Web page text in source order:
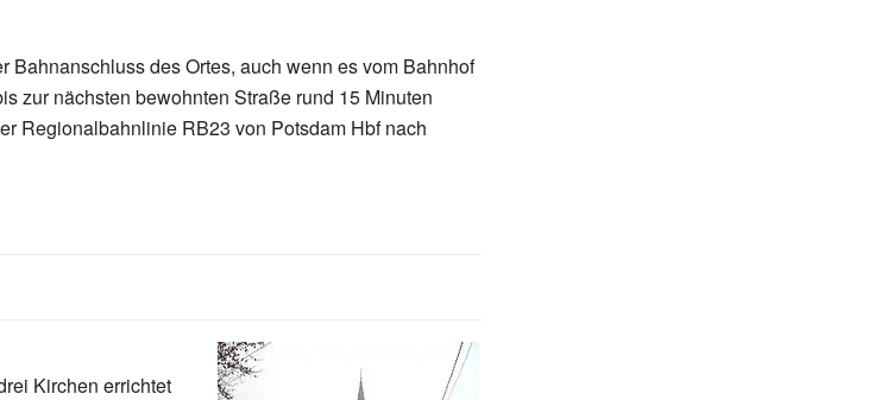
Bahnanschluss des Ortes, auch wenn es vom Bahnhof
zur nächsten bewohnten Straße rund 15 Minuten
Regionalbahnlinie RB23 von Potsdam Hbf nach
Kirchen errichtet